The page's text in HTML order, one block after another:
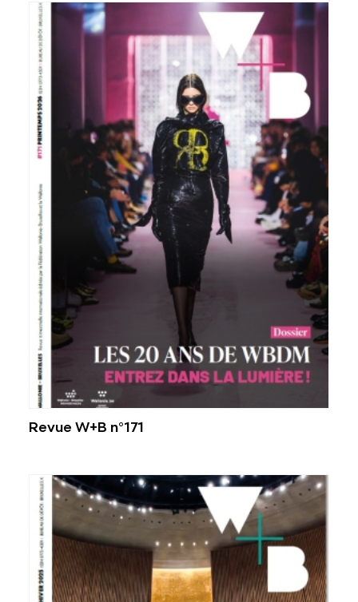
Voir plus
Revue W+B n°171
Voir plus